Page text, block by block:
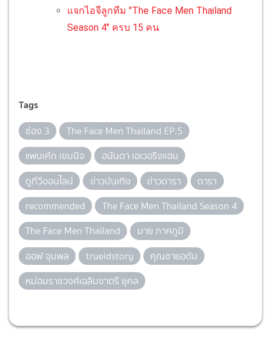
แจกไอจีลูกทีม "The Face Men Thailand
Season 4" ครบ 15 คน
Tags
ช่อง 3
The Face Men Thailand EP.5
แพนเค้ก เขมนิจ
อนันดา เอเวอริงแฮม
ดูทีวีออนไลน์
ข่าวบันเทิง ข่าวดารา
ดารา
recommended
The Face Men Thailand Season 4
The Face Men Thailand
มาย ภาคภูมิ
ออฟ จุมพล
trueidstory
คุณชายอดัม
หม่อมราชวงศ์เฉลิมชาตรี ยุคล